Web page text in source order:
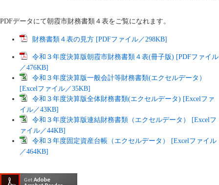
PDFデータにて朝霞市財務書類４表をご覧になれます。
財務書類４表の見方 [PDFファイル／298KB]
令和３年度決算版朝霞市財務書類４表(冊子版) [PDFファイル
／476KB]
令和３年度決算版一般会計等財務書類(エクセルデータ）
[Excelファイル／35KB]
令和３年度決算版全体財務書類(エクセルデータ) [Excelファ
イル／43KB]​
令和３年度決算版連結財務書類（エクセルデータ） [Excelフ
ァイル／44KB]
令和３年度固定資産台帳（エクセルデータ） [Excelファイル
／464KB]